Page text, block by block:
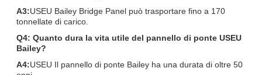
A3:USEU Bailey Bridge Panel può trasportare fino a 170
tonnellate di carico.
Q4: Quanto dura la vita utile del pannello di ponte USEU
Bailey?
A4:USEU Il pannello di ponte Bailey ha una durata di oltre 50